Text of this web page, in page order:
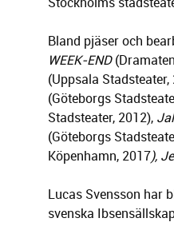
Bland pjäser och
WEEK-END
(Uppsala Stadsteater,
(Göteborgs
Stadsteater, 2012),
(Göteborgs
Köpenhamn, 2017),
Lucas Svensson har
svenska